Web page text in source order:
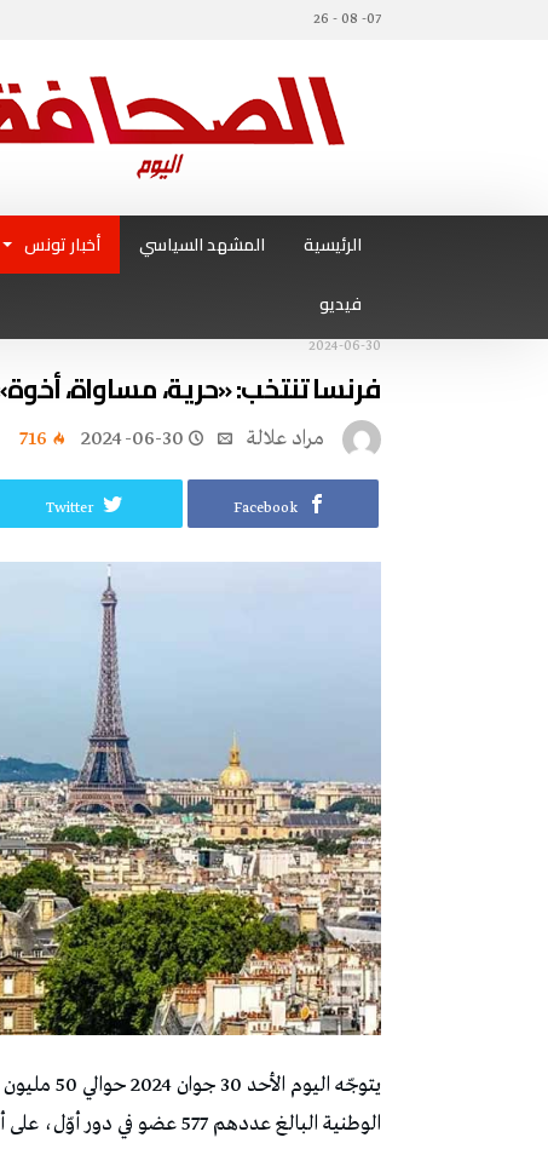
07- 08 - 26
الرئيسية المشهد السياسي أخبار تونس
فيديو
2024-06-30
فرنسا تنتخب: «حرية، مساواة،
مراد علالة 2024-06-30
716
Facebook
Twitter
يتوجّه
الوطنية البالغ عددهم 577